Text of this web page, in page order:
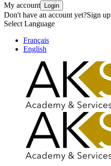
My account Login
Don't have an account yet?Sign up
Select Language
Français
English